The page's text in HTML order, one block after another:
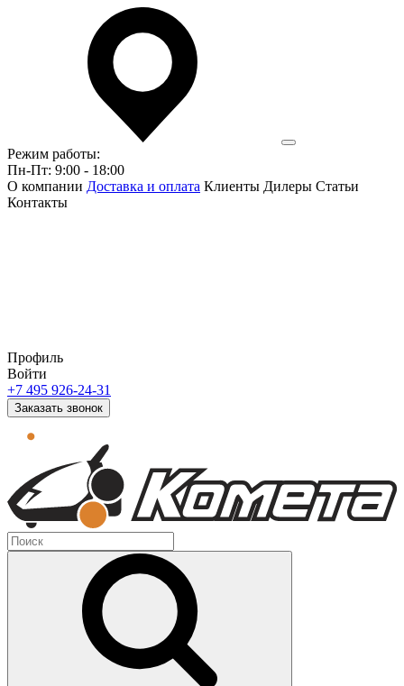
Режим работы:
Пн-Пт: 9:00 - 18:00
О компании Доставка и оплата Клиенты Дилеры Статьи
Контакты
Профиль
Войти
+7 495 926-24-31
Заказать звонок